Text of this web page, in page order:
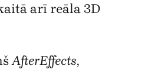
arī reāla 3D
AfterEffects,